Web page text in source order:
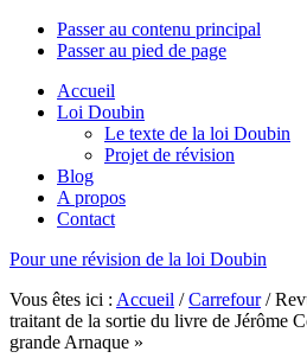
Passer au contenu principal
Passer au pied de page
Accueil
Loi Doubin
Le texte de la loi Doubin
Projet de révision
Blog
A propos
Contact
Pour une révision de la loi Doubin
Vous êtes ici : Accueil / Carrefour /
traitant de la sortie du livre de Jérôme
grande Arnaque »